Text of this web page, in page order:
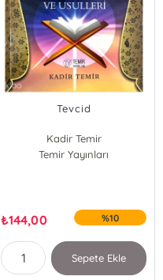
Tevcid
Kadir Temir
Temir Yayınları
₺144,00 %10
Sepete Ekle